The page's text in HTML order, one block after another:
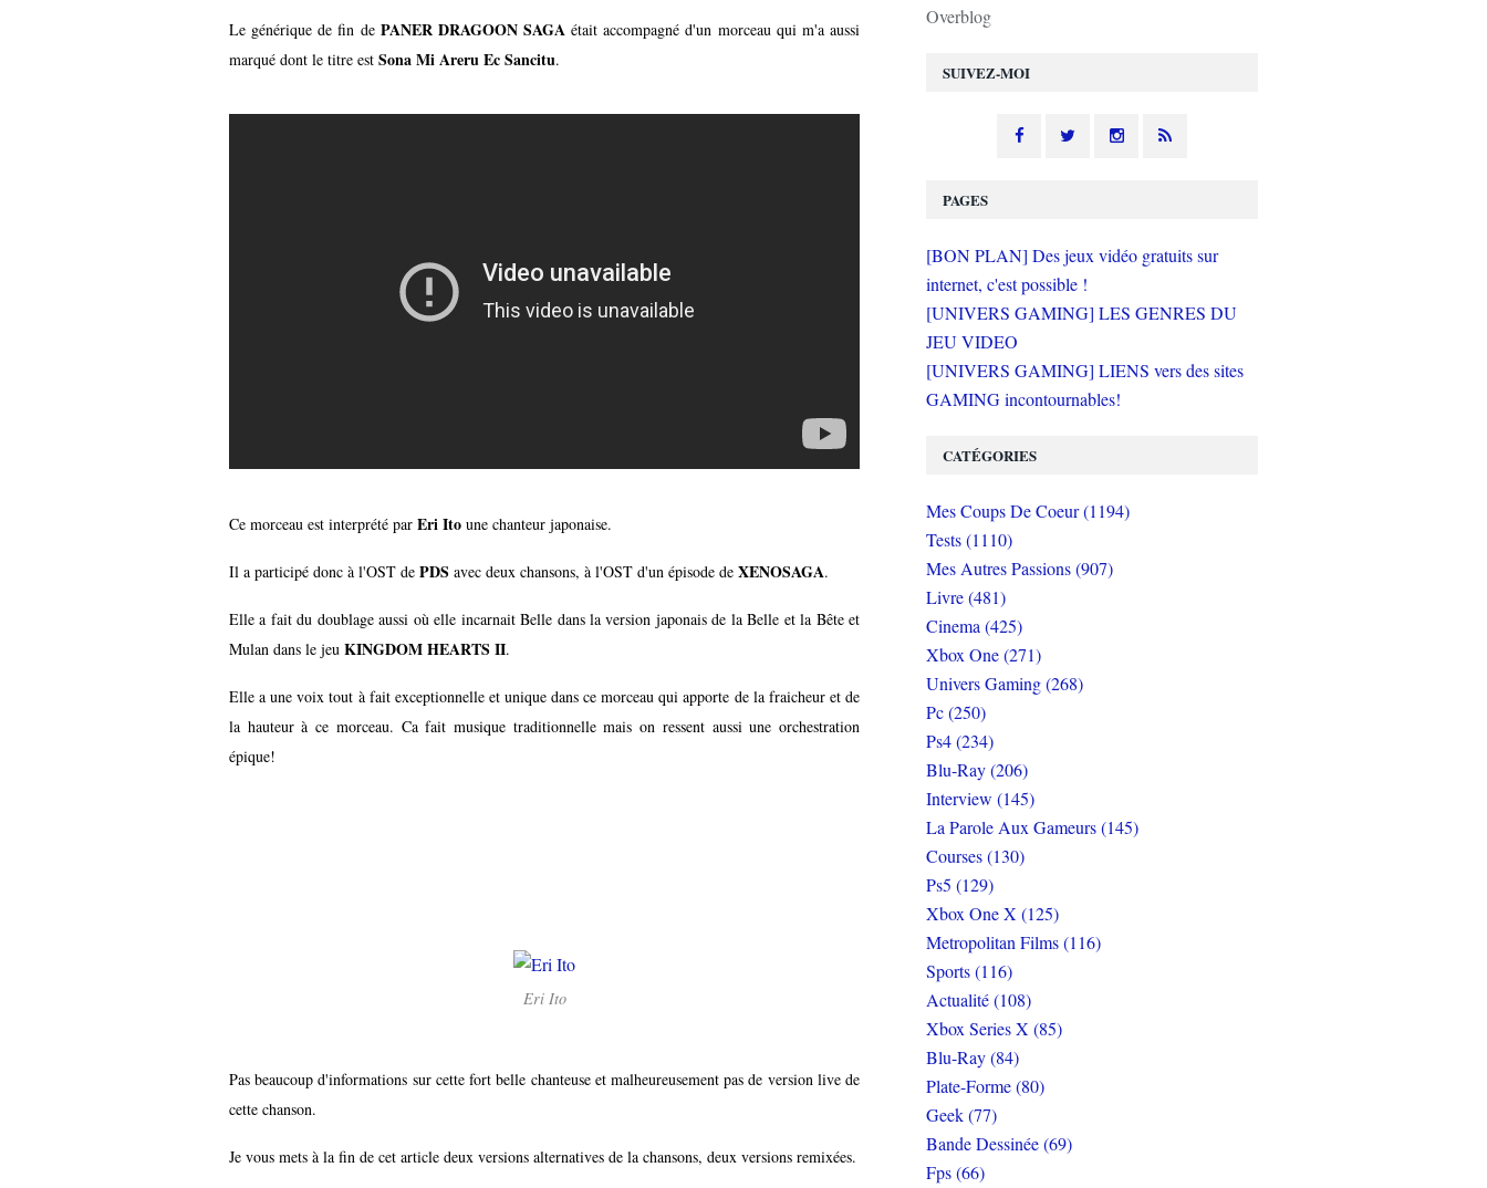
Le générique de fin de PANER DRAGOON SAGA était accompagné d'un morceau qui m'a aussi
marqué dont le titre est Sona Mi Areru Ec Sancitu.
Ce morceau est interprété par Eri Ito une chanteur japonaise.
Il a participé donc à l'OST de PDS avec deux chansons, à l'OST d'un épisode de XENOSAGA.
Elle a fait du doublage aussi où elle incarnait Belle dans la version japonais de la Belle et la Bête et
Mulan dans le jeu KINGDOM HEARTS II.
Elle a une voix tout à fait exceptionnelle et unique dans ce morceau qui apporte de la fraicheur et de
la hauteur à ce morceau. Ca fait musique traditionnelle mais on ressent aussi une orchestration
épique!
Eri Ito
Pas beaucoup d'informations sur cette fort belle chanteuse et malheureusement pas de version live de
cette chanson.
Je vous mets à la fin de cet article deux versions alternatives de la chansons, deux versions remixées.
SUIVEZ-MOI
Overblog
PAGES
[BON PLAN] Des jeux vidéo gratuits sur
internet, c'est possible !
[UNIVERS GAMING] LES GENRES DU
JEU VIDEO
[UNIVERS GAMING] LIENS vers des sites
GAMING incontournables!
CATÉGORIES
Mes Coups De Coeur (1194)
Tests (1110)
Mes Autres Passions (907)
Livre (481)
Cinema (425)
Xbox One (271)
Univers Gaming (268)
Pc (250)
Ps4 (234)
Blu-Ray (206)
Interview (145)
La Parole Aux Gameurs (145)
Courses (130)
Ps5 (129)
Xbox One X (125)
Metropolitan Films (116)
Sports (116)
Actualité (108)
Xbox Series X (85)
Blu-Ray (84)
Plate-Forme (80)
Geek (77)
Bande Dessinée (69)
Fps (66)